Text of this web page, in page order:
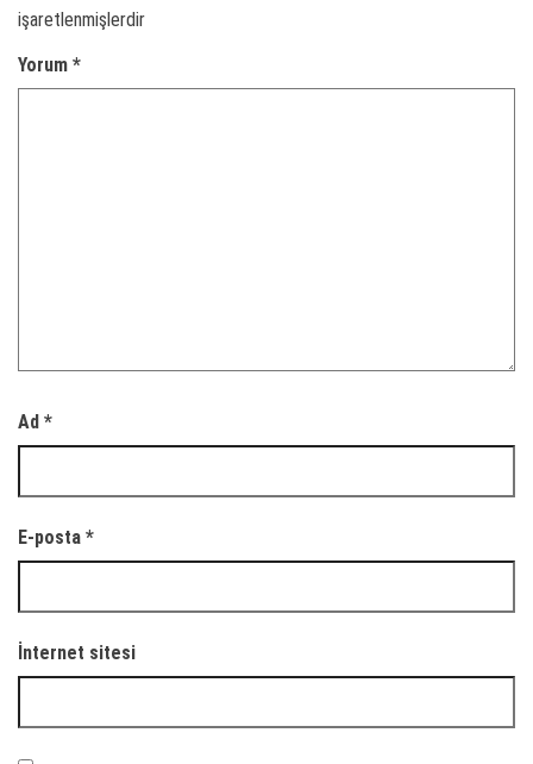
işaretlenmişlerdir
Yorum *
Ad *
E-posta *
İnternet sitesi